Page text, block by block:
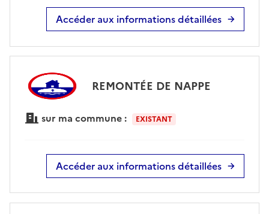
Accéder aux informations détaillées
REMONTÉE DE NAPPE
sur ma commune : EXISTANT
Accéder aux informations détaillées